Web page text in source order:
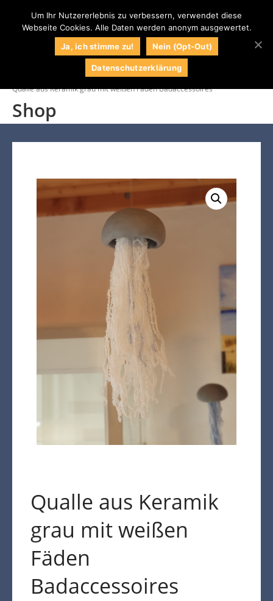
Wunschliste
Mein Konto
Kasse
Warenkorb
Kreta Keramik und weitere
Spezialitäten
Findlinge
Gartenmöbel
Bodenbelag
Verblender
Naturstein
Centrum LPM
Naturstein Shop
0
Kunst / Quallen /
Qualle aus Keramik grau mit weißen Fäden Badaccessoires
Shop
Qualle aus Keramik
grau mit weißen
Fäden
Badaccessoires
Um Ihr Nutzererlebnis zu verbessern, verwendet diese
Webseite Cookies. Alle Daten werden anonym ausgewertet.
Ja, ich stimme zu!
Nein (Opt-Out)
Datenschutzerklärung